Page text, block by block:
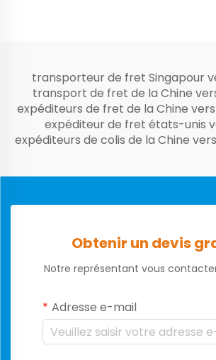
transporteur de fret Singapour
transport de fret de la Chine
expéditeurs de fret de la Chine
expéditeur de fret états-unis
expéditeurs de colis de la Chine
Obtenir un devis
Notre représentant vous
Adresse e-mail